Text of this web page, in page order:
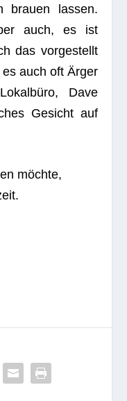
brauen las­sen.
auch, es ist
das vor­ge­stellt
auch oft Ärger
Dave
Gesicht auf
möchte,